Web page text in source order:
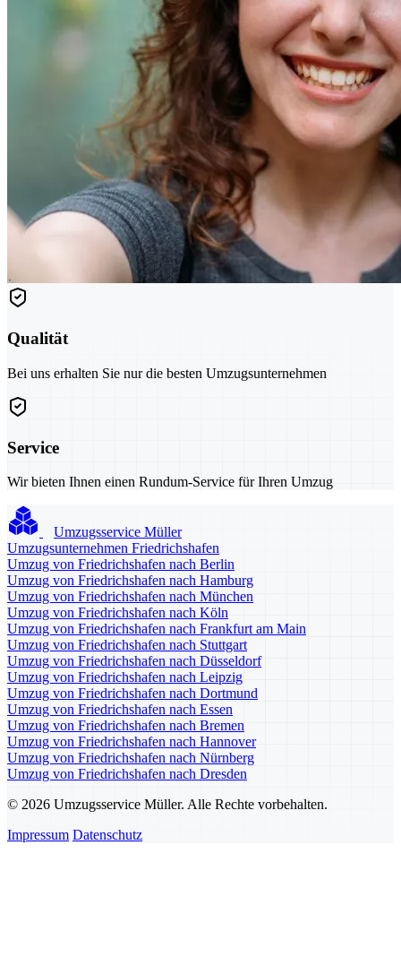
Qualität
Bei uns erhalten Sie nur die besten Umzugsunternehmen
Service
Wir bieten Ihnen einen Rundum-Service für Ihren Umzug
Umzugsservice Müller
Umzugsunternehmen Friedrichshafen
Umzug von Friedrichshafen nach Berlin
Umzug von Friedrichshafen nach Hamburg
Umzug von Friedrichshafen nach München
Umzug von Friedrichshafen nach Köln
Umzug von Friedrichshafen nach Frankfurt am Main
Umzug von Friedrichshafen nach Stuttgart
Umzug von Friedrichshafen nach Düsseldorf
Umzug von Friedrichshafen nach Leipzig
Umzug von Friedrichshafen nach Dortmund
Umzug von Friedrichshafen nach Essen
Umzug von Friedrichshafen nach Bremen
Umzug von Friedrichshafen nach Hannover
Umzug von Friedrichshafen nach Nürnberg
Umzug von Friedrichshafen nach Dresden
© 2026 Umzugsservice Müller. Alle Rechte vorbehalten.
Impressum Datenschutz